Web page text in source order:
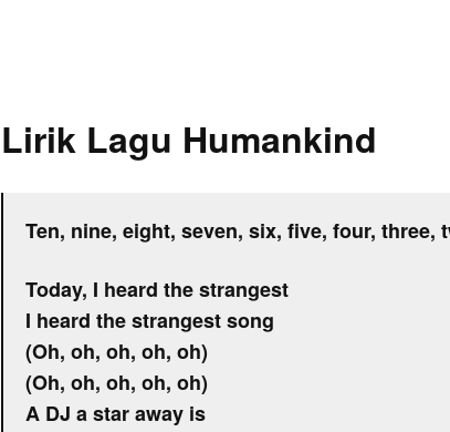
Lirik Lagu Humankind
Ten, nine, eight, seven, six, five, four, three,
Today, I heard the strangest
I heard the strangest song
(Oh, oh, oh, oh, oh)
(Oh, oh, oh, oh, oh)
A DJ a star away is